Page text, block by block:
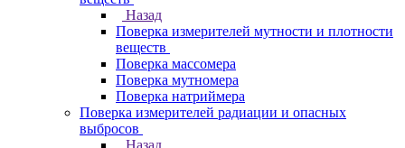
Назад
Поверка измерителей мутности и плотности
веществ
Поверка массомера
Поверка мутномера
Поверка натриймера
Поверка измерителей радиации и опасных
выбросов
Назад